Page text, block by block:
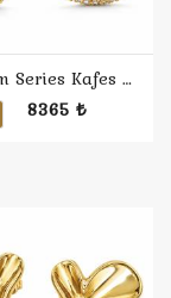
Premium Series Kafes Bombe Halka Küpe
8365 ₺